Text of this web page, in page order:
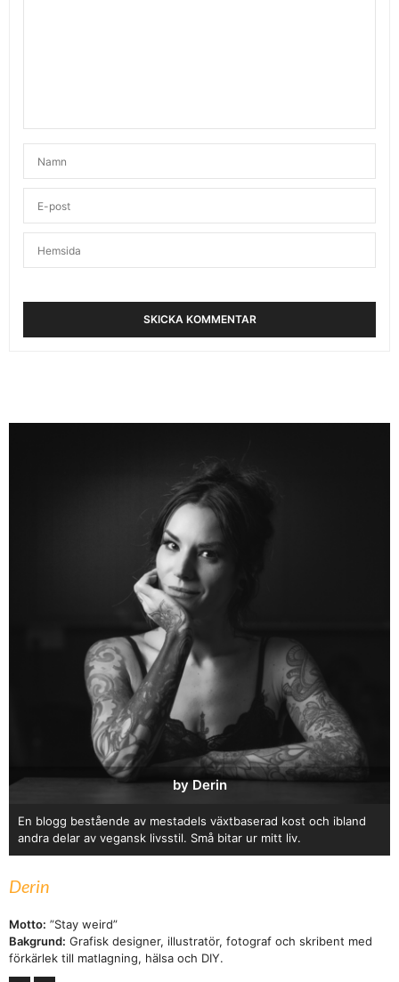
by Derin
En blogg bestående av mestadels växtbaserad kost och ibland
andra delar av vegansk livsstil. Små bitar ur mitt liv.
Derin
Motto: ”Stay weird”
Bakgrund: Grafisk designer, illustratör, fotograf och skribent med
förkärlek till matlagning, hälsa och DIY.